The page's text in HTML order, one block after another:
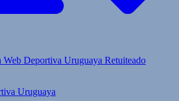
Web Deportiva Uruguaya Retuiteado
Uruguaya